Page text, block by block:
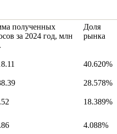
полученных
за 2024 год, млн
Доля
рынка
40.620%
28.578%
18.389%
4.088%